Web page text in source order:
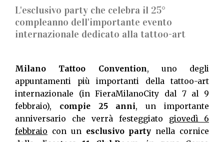
L'esclusivo party che celebra il 25°
compleanno dell'importante evento
internazionale dedicato alla tattoo-art
Milano Tattoo Convention, uno degli
appuntamenti più importanti della tattoo-art
internazionale (in FieraMilanoCity dal 7 al 9
febbraio), compie 25 anni, un importante
anniversario che verrà festeggiato giovedì 6
febbraio con un esclusivo party nella cornice